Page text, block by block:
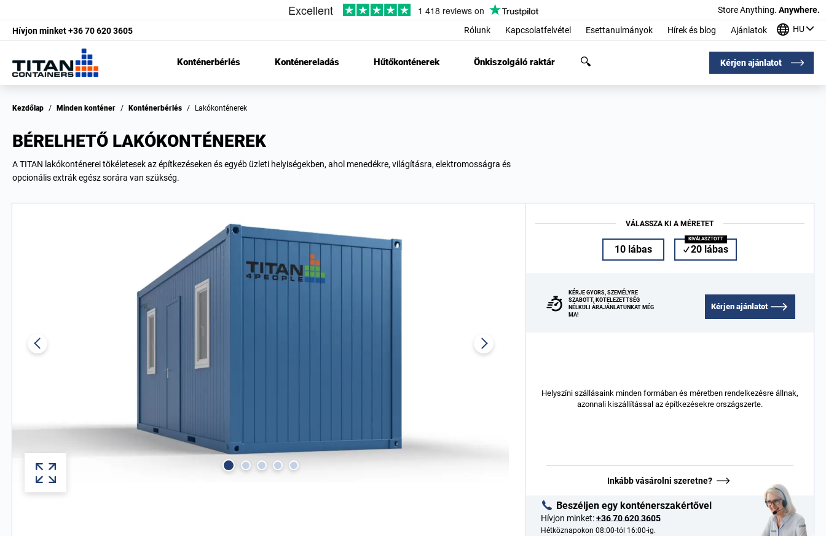
Store Anything. Anywhere.
Hívjon minket+36 70 620 3605 Rólunk Kapcsolatfelvétel Esettanulmányok Hírek és blog Ajánlatok HU
Konténerbérlés Konténereladás Hűtőkonténerek Önkiszolgáló raktár Kérjen ajánlatot
Kezdőlap / Minden konténer / Konténerbérlés / Lakókonténerek
BÉRELHETŐ LAKÓKONTÉNEREK
A TITAN lakókonténerei tökéletesek az építkezéseken és egyéb üzleti helyiségekben, ahol menedékre, világításra, elektromosságra és
opcionális extrák egész sorára van szükség.
VÁLASSZA KI A MÉRETET
10 lábas 20 lábas
Kérjen ajánlatot
KÉRJE GYORS, SZEMÉLYRE
SZABOTT, KÖTELEZETTSÉG
NÉLKÜLI ÁRAJÁNLATUNKAT MÉG
MA!
Helyszíni szállásaink minden formában és méretben rendelkezésre állnak,
azonnali kiszállítással az építkezésekre országszerte.
Inkább vásárolni szeretne?
Beszéljen egy konténerszakértővel
Hívjon minket:+36 70 620 3605
Hétköznapokon 08:00-tól 16:00-ig.